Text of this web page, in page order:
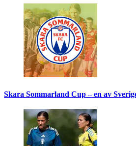
Skara Sommarland Cup – en av